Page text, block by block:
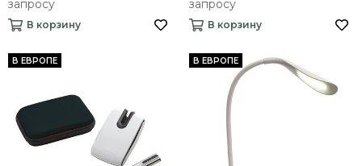
запросу
В корзину
запросу
В корзину
В ЕВРОПЕ В ЕВРОПЕ